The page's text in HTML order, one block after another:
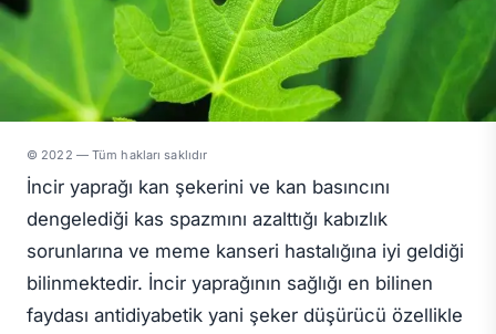
© 2022 — Tüm hakları saklıdır
İncir yaprağı kan şekerini ve kan basıncını
dengelediği kas spazmını azalttığı kabızlık
sorunlarına ve meme kanseri hastalığına iyi geldiği
bilinmektedir. İncir yaprağının sağlığı en bilinen
faydası antidiyabetik yani şeker düşürücü özellikle